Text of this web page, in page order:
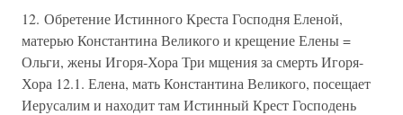
12. Обретение Истинного Креста Господня Еленой,
матерью Константина Великого и крещение Елены =
Ольги, жены Игоря-Хора Три мщения за смерть Игоря-
Хора 12.1. Елена, мать Константина Великого, посещает
Иерусалим и находит там Истинный Крест Господень